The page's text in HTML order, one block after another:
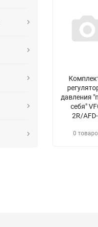
давления
себя"
2R/
0